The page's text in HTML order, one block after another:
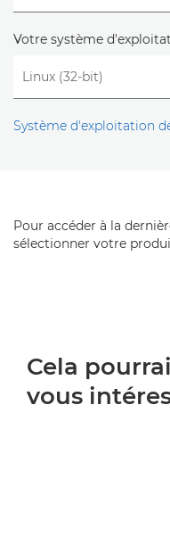
Votre système
Système d'exploitation
Pour accéder à la
sélectionner votre
Cela
vous